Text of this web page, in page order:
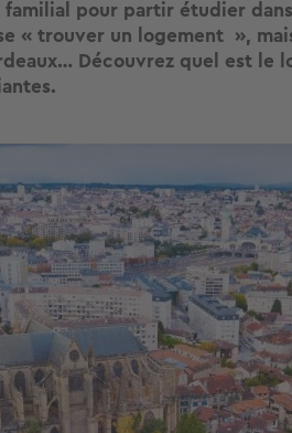
pour partir étudier
« trouver un logement »,
Découvrez quel est le